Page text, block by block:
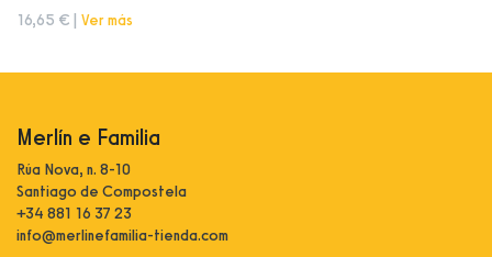
16,65 € | Ver más
Merlín e Familia
Rúa Nova, n. 8-10
Santiago de Compostela
+34 881 16 37 23
info@merlinefamilia-tienda.com